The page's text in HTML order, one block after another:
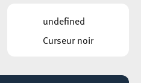
undefined
Curseur noir